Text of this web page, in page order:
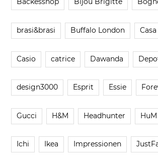
brasi&brasi Buffalo London
Casio catrice Dawanda
design3000 Esprit Essie
Gucci H&M Headhunter HuM
Ichi Ikea Impressionen